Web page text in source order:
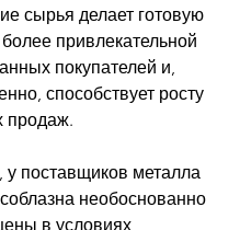
сырья делает готовую
привлекательной
покупателей и,
способствует росту
продаж.
у поставщиков металла
необоснованно
в условиях